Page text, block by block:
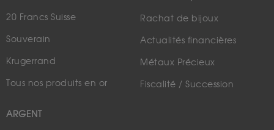
20 Francs Suisse
Souverain
Krugerrand
Tous nos produits en or
ARGENT
Rachat de bijoux
Actualités financières
Métaux Précieux
Fiscalité / Succession